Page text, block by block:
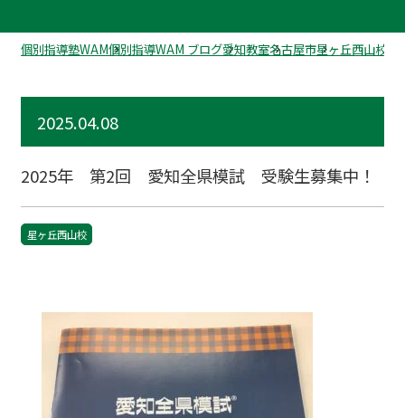
個別指導塾WAM個別指導WAM ブログ愛知教室名古屋市星ヶ丘西山校の
2025.04.08
2025年 第2回 愛知全県模試 受験生募集中！
星ヶ丘西山校